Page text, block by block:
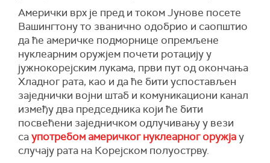
Амерички врх је пред и током Јунове посете
Вашингтону то званично одобрио и саопштио
да ће америчке подморнице опремљене
нуклеарним оружјем почети ротацију у
јужнокорејским лукама, први пут од окончања
Хладног рата, као и да ће бити успостављен
заједнички војни штаб и комуникациони канал
између два председника који ће бити
посвећени заједничком одлучивању у вези
саупотребом америчког нуклеарног оружјау
случају рата на Корејском полуострву.